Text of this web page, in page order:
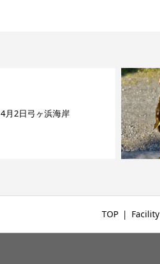
4月2日弓ヶ浜海岸
TOP Facility